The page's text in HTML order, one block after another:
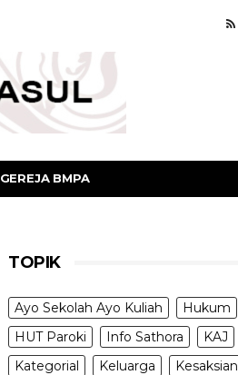
GEREJA BMPA
TOPIK
Ayo Sekolah Ayo Kuliah
Hukum
HUT Paroki
Info Sathora KAJ
Kategorial
Keluarga
Kesaksian